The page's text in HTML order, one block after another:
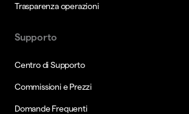
Trasparenza operazioni
Supporto
Centro di Supporto
Commissioni e Prezzi
Domande Frequenti